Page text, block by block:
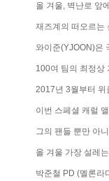
올 겨울, 벽난로 앞
재즈계의 떠오르는
와이준(YJOON)은
100여 팀의 최정상
2017년 3월부터 위
이번 스페셜 캐럴
그의 팬들 뿐만 아
올 겨울 가장 설레
박준철 PD (멜론라